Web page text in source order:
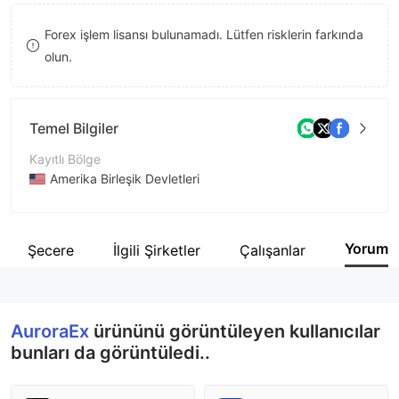
8
9
Forex işlem lisansı bulunamadı. Lütfen risklerin farkında
olun.
Temel Bilgiler
Kayıtlı Bölge
Amerika Birleşik Devletleri
Şirket Adı
Şecere İlgili Şirketler Çalışanlar Yorum
AuroraEx ürününü görüntüleyen kullanıcılar
bunları da görüntüledi..